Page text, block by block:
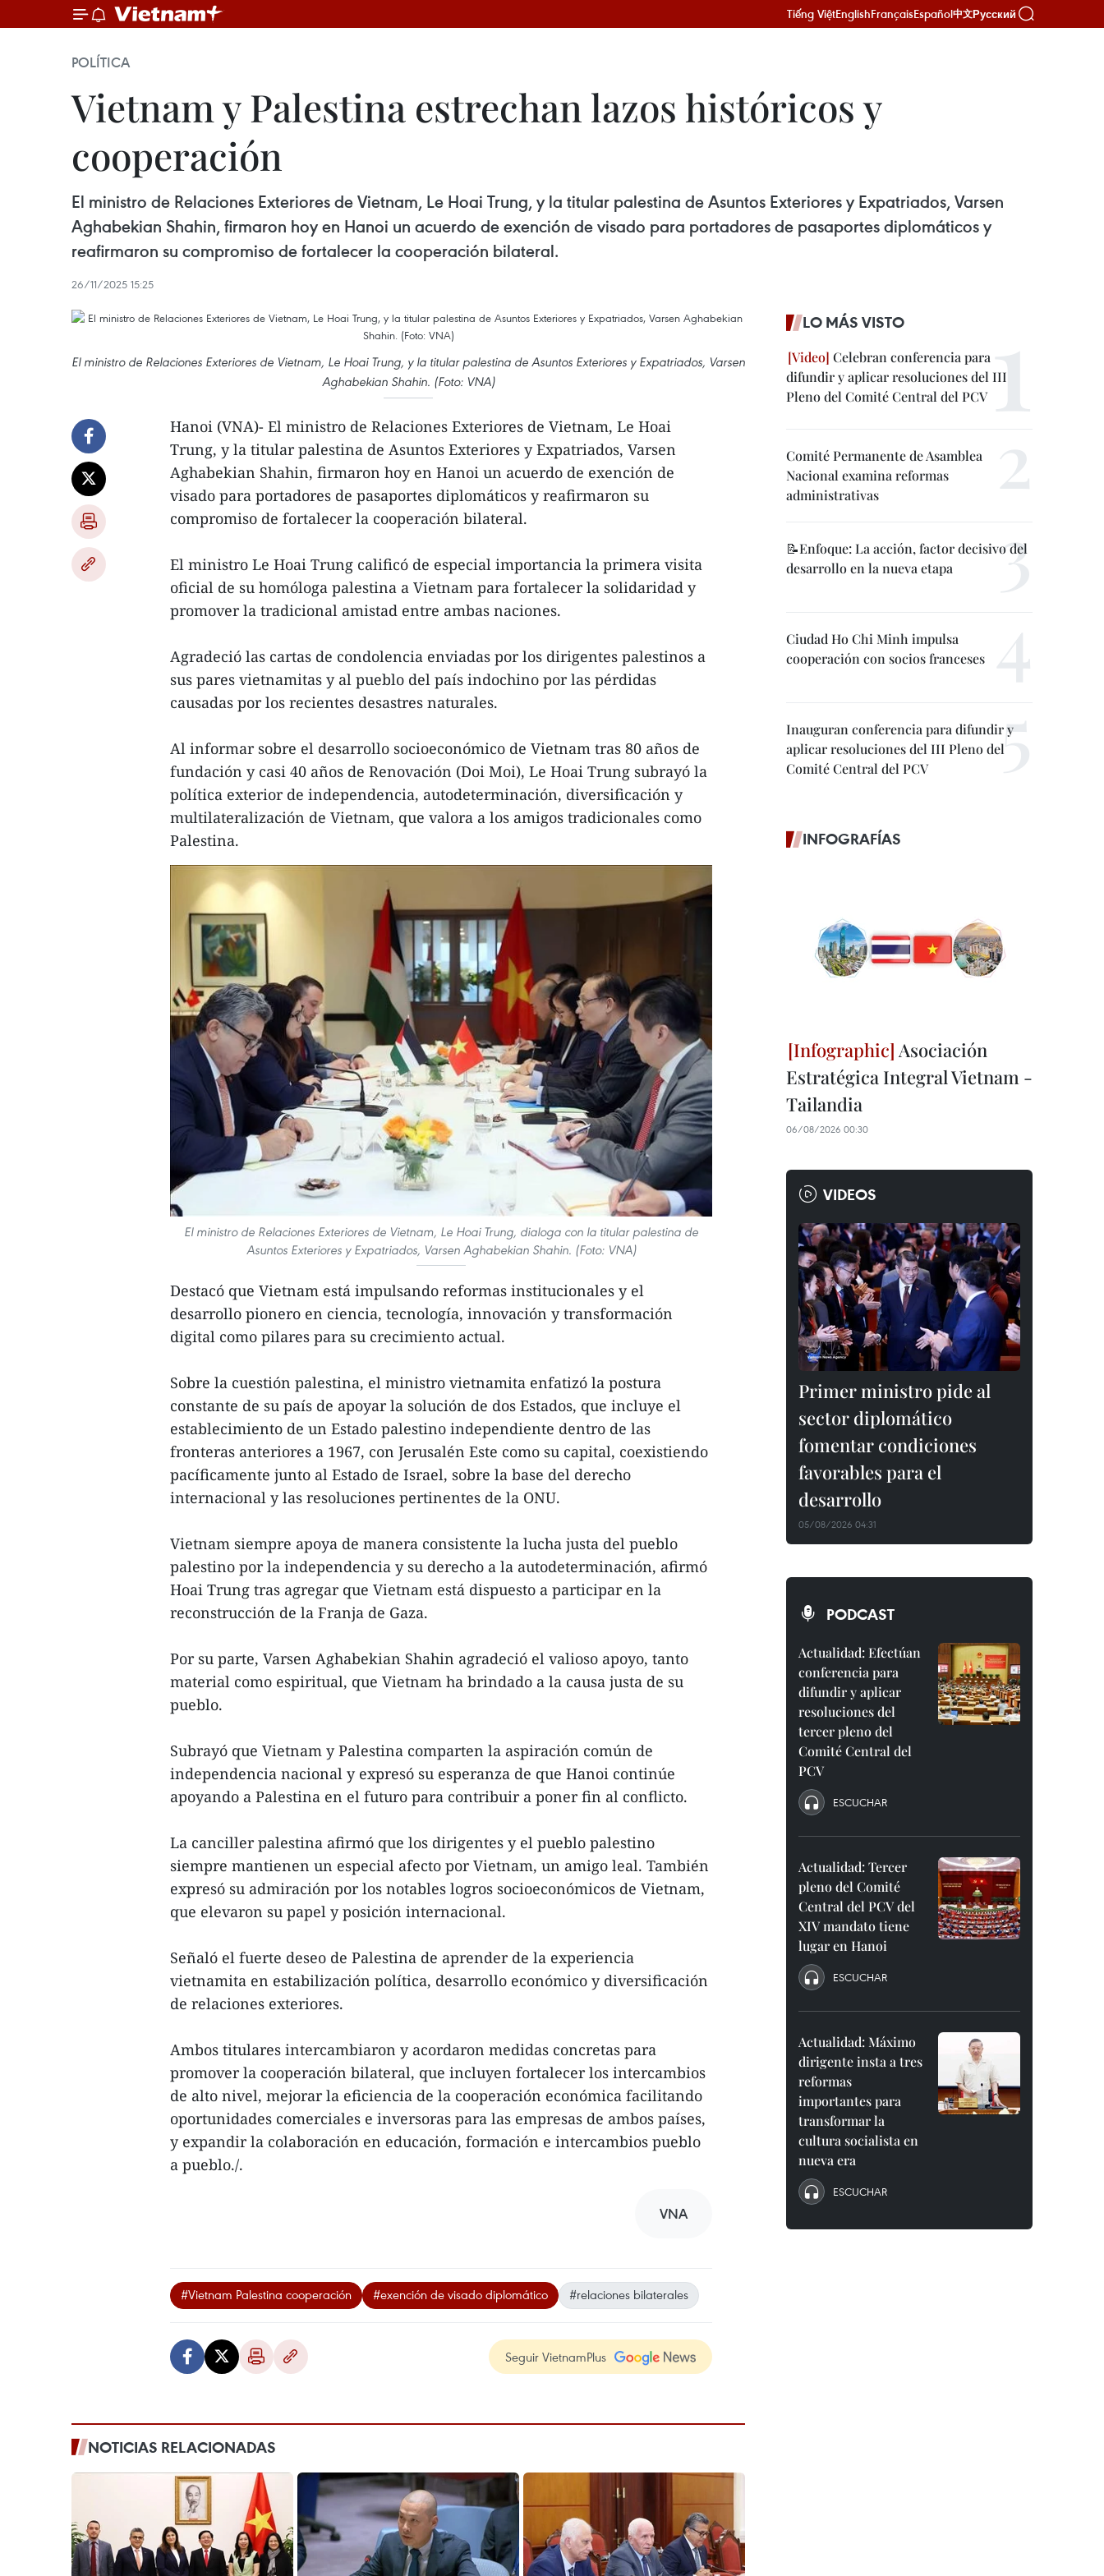
Tiếng ViệtEnglishFrançaisEspañol中文Русский
POLÍTICA
Vietnam y Palestina estrechan lazos históricos y
cooperación
El ministro de Relaciones Exteriores de Vietnam, Le Hoai Trung, y la titular palestina de Asuntos Exteriores y Expatriados, Varsen
Aghabekian Shahin, firmaron hoy en Hanoi un acuerdo de exención de visado para portadores de pasaportes diplomáticos y
reafirmaron su compromiso de fortalecer la cooperación bilateral.
26/11/2025 15:25
El ministro de Relaciones Exteriores de Vietnam, Le Hoai Trung, y la titular palestina de Asuntos Exteriores y Expatriados, Varsen
Aghabekian Shahin. (Foto: VNA)
Hanoi (VNA)- El ministro de Relaciones Exteriores de Vietnam, Le Hoai
Trung, y la titular palestina de Asuntos Exteriores y Expatriados, Varsen
Aghabekian Shahin, firmaron hoy en Hanoi un acuerdo de exención de
visado para portadores de pasaportes diplomáticos y reafirmaron su
compromiso de fortalecer la cooperación bilateral.
El ministro Le Hoai Trung calificó de especial importancia la primera visita
oficial de su homóloga palestina a Vietnam para fortalecer la solidaridad y
promover la tradicional amistad entre ambas naciones.
Agradeció las cartas de condolencia enviadas por los dirigentes palestinos a
sus pares vietnamitas y al pueblo del país indochino por las pérdidas
causadas por los recientes desastres naturales.
Al informar sobre el desarrollo socioeconómico de Vietnam tras 80 años de
fundación y casi 40 años de Renovación (Doi Moi), Le Hoai Trung subrayó la
política exterior de independencia, autodeterminación, diversificación y
multilateralización de Vietnam, que valora a los amigos tradicionales como
Palestina.
El ministro de Relaciones Exteriores de Vietnam, Le Hoai Trung, dialoga con la titular palestina de
Asuntos Exteriores y Expatriados, Varsen Aghabekian Shahin. (Foto: VNA)
Destacó que Vietnam está impulsando reformas institucionales y el
desarrollo pionero en ciencia, tecnología, innovación y transformación
digital como pilares para su crecimiento actual.
Sobre la cuestión palestina, el ministro vietnamita enfatizó la postura
constante de su país de apoyar la solución de dos Estados, que incluye el
establecimiento de un Estado palestino independiente dentro de las
fronteras anteriores a 1967, con Jerusalén Este como su capital, coexistiendo
pacíficamente junto al Estado de Israel, sobre la base del derecho
internacional y las resoluciones pertinentes de la ONU.
Vietnam siempre apoya de manera consistente la lucha justa del pueblo
palestino por la independencia y su derecho a la autodeterminación, afirmó
Hoai Trung tras agregar que Vietnam está dispuesto a participar en la
reconstrucción de la Franja de Gaza.
Por su parte, Varsen Aghabekian Shahin agradeció el valioso apoyo, tanto
material como espiritual, que Vietnam ha brindado a la causa justa de su
pueblo.
Subrayó que Vietnam y Palestina comparten la aspiración común de
independencia nacional y expresó su esperanza de que Hanoi continúe
apoyando a Palestina en el futuro para contribuir a poner fin al conflicto.
La canciller palestina afirmó que los dirigentes y el pueblo palestino
siempre mantienen un especial afecto por Vietnam, un amigo leal. También
expresó su admiración por los notables logros socioeconómicos de Vietnam,
que elevaron su papel y posición internacional.
Señaló el fuerte deseo de Palestina de aprender de la experiencia
vietnamita en estabilización política, desarrollo económico y diversificación
de relaciones exteriores.
Ambos titulares intercambiaron y acordaron medidas concretas para
promover la cooperación bilateral, que incluyen fortalecer los intercambios
de alto nivel, mejorar la eficiencia de la cooperación económica facilitando
oportunidades comerciales e inversoras para las empresas de ambos países,
y expandir la colaboración en educación, formación e intercambios pueblo
a pueblo./.
VNA
#Vietnam Palestina cooperación #exención de visado diplomático #relaciones bilaterales
Seguir VietnamPlus
NOTICIAS RELACIONADAS
LO MÁS VISTO
Celebran conferencia para
difundir y aplicar resoluciones del III
Pleno del Comité Central del PCV
Comité Permanente de Asamblea
Nacional examina reformas
administrativas
📝Enfoque: La acción, factor decisivo del
desarrollo en la nueva etapa
Ciudad Ho Chi Minh impulsa
cooperación con socios franceses
Inauguran conferencia para difundir y
aplicar resoluciones del III Pleno del
Comité Central del PCV
INFOGRAFÍAS
Asociación
Estratégica Integral Vietnam -
Tailandia
06/08/2026 00:30
VIDEOS
Primer ministro pide al
sector diplomático
fomentar condiciones
favorables para el
desarrollo
05/08/2026 04:31
PODCAST
Actualidad: Efectúan
conferencia para
difundir y aplicar
resoluciones del
tercer pleno del
Comité Central del
PCV
ESCUCHAR
Actualidad: Tercer
pleno del Comité
Central del PCV del
XIV mandato tiene
lugar en Hanoi
ESCUCHAR
Actualidad: Máximo
dirigente insta a tres
reformas
importantes para
transformar la
cultura socialista en
nueva era
ESCUCHAR